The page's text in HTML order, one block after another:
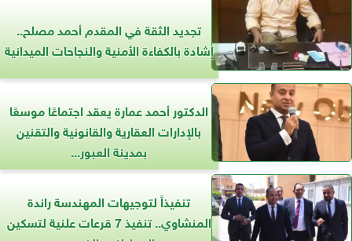
تجديد الثقة في المقدم أحمد مصلح..
إشادة بالكفاءة الأمنية والنجاحات الميدانية
الدكتور أحمد عمارة يعقد اجتماعًا موسعًا
بالإدارات العقارية والقانونية والتقنين
بمدينة العبور...
تنفيذاً لتوجيهات المهندسة راندة
المنشاوي.. تنفيذ 7 قرعات علنية لتسكين